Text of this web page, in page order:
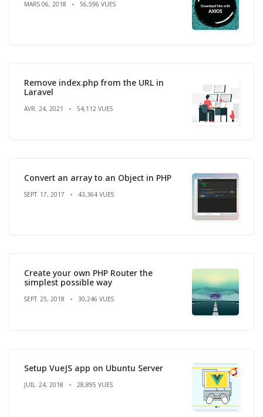
MARS 06, 2018 56,596 VUES
Remove index.php from the URL in
Laravel
AVR. 24, 2021 54,112 VUES
Convert an array to an Object in PHP
SEPT. 17, 2017 43,364 VUES
Create your own PHP Router the
simplest possible way
SEPT. 25, 2018 30,246 VUES
Setup VueJS app on Ubuntu Server
JUIL. 24, 2018 28,895 VUES